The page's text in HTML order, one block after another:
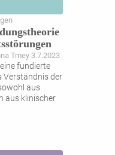
Tmey 3.7.2023
fundierte
Verständnis der
aus
aus klinischer